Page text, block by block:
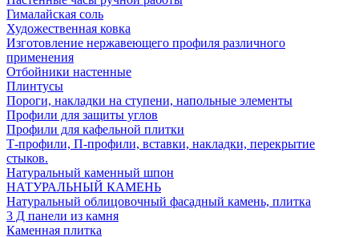
Гималайская соль
Художественная ковка
Изготовление нержавеющего профиля различного
применения
Отбойники настенные
Плинтусы
Пороги, накладки на ступени, напольные элементы
Профили для защиты углов
Профили для кафельной плитки
Т-профили, П-профили, вставки, накладки, перекрытие
стыков.
Натуральный каменный шпон
НАТУРАЛЬНЫЙ КАМЕНЬ
Натуральный облицовочный фасадный камень, плитка
3 Д панели из камня
Каменная плитка